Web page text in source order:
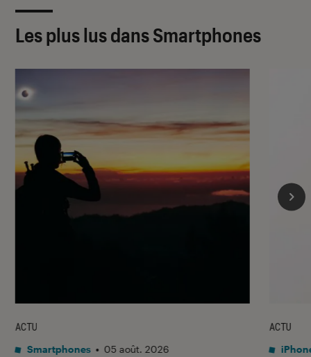
Les plus lus dans Smartphones
ACTU
Smartphones • 05 août. 2026
ACTU